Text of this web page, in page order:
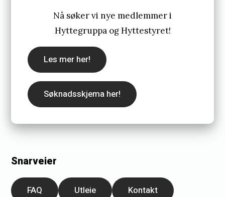
Nå søker vi nye medlemmer i
Hyttegruppa og Hyttestyret!
Les mer her!
Søknadsskjema her!
Snarveier
FAQ Utleie Kontakt